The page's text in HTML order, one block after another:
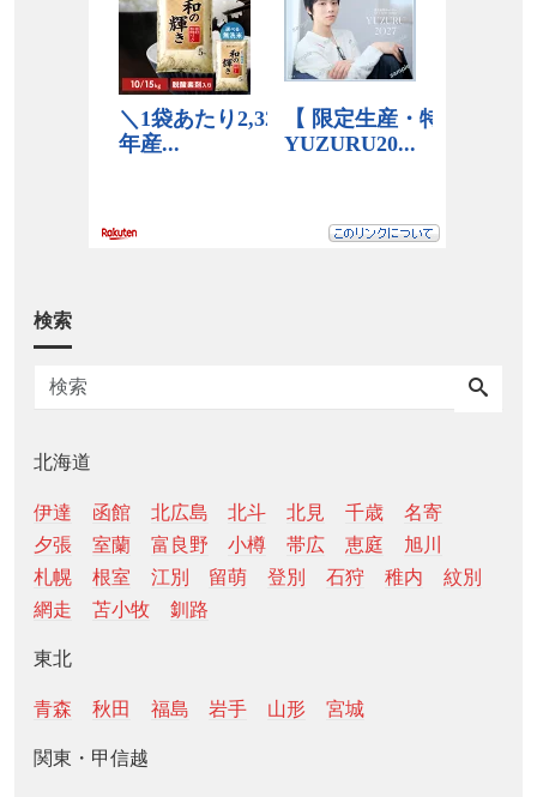
検索
北海道
伊達 函館 北広島 北斗 北見 千歳
名寄
夕張
室蘭 富良野 小樽 帯広 恵庭
旭川
札幌
根室 江別 留萌 登別 石狩 稚内
紋別
網走
苫小牧 釧路
東北
青森 秋田 福島 岩手 山形 宮城
関東・甲信越